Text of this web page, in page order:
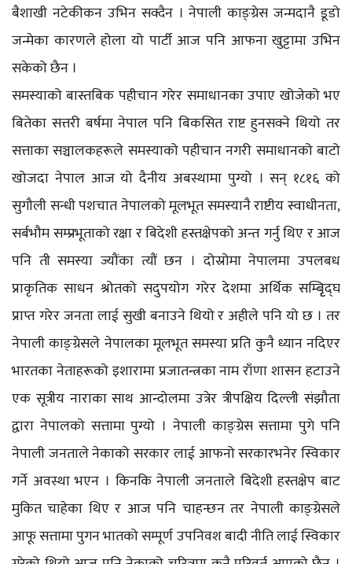
बैशाखी नटेकीकन उभिन सक्दैन । नेपाली काङ्ग्रेस जन्मदानै डूडो
जन्मेका कारणले होला यो पार्टी आज पनि आफना खुट्टामा उभिन
सकेको छैन ।
समस्याको बास्तबिक पहीचान गरेर समाधानका उपाए खोजेको भए
बितेका सत्तरी बर्षमा नेपाल पनि बिकसित राष्ट हुनसक्ने थियो तर
सत्ताका सञ्चालकहरूले समस्याको पहीचान नगरी समाधानको बाटो
खोजदा नेपाल आज यो दैनीय अबस्थामा पुग्यो । सन् १८१६ को
सुगौली सन्धी पशचात नेपालको मूलभूत समस्यानै राष्टीय स्वाधीनता,
सर्बभौम सम्प्रभूताको रक्षा र बिदेशी हस्तक्षेपको अन्त गर्नु थिए र आज
पनि ती समस्या ज्यौंका त्यौं छन । दोस्रोमा नेपालमा उपलबध
प्राकृतिक साधन श्रोतको सदुपयोग गरेर देशमा अर्थिक सम्बृिृद्घ
प्राप्त गरेर जनता लाई सुखी बनाउने थियो र अहीले पनि यो छ । तर
नेपाली काङ्ग्रेसले नेपालका मूलभूत समस्या प्रति कुनै ध्यान नदिएर
भारतका नेताहरूको इशारामा प्रजातन्त्रका नाम राँणा शासन हटाउने
एक सूत्रीय नाराका साथ आन्दोलमा उत्रेर त्रीपक्षिय दिल्ली संझौता
द्वारा नेपालको सत्तामा पुग्यो । नेपाली काङ्ग्रेस सत्तामा पुगे पनि
नेपाली जनताले नेकाको सरकार लाई आफनो सरकारभनेर स्विकार
गर्ने अवस्था भएन । किनकि नेपाली जनताले बिदेशी हस्तक्षेप बाट
मुकित चाहेका थिए र आज पनि चाहन्छन तर नेपाली काङ्ग्रेसले
आफू सत्तामा पुगन भातको सम्पूर्ण उपनिवश बादी नीति लाई स्विकार